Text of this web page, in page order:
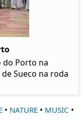
do Porto na
Sueco na roda
• NATURE • MUSIC •